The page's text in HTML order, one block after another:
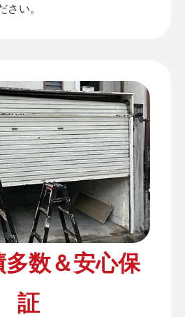
い。
数＆安心保
証